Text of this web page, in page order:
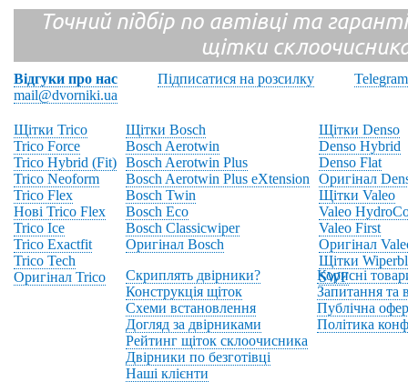
Точний підбір по автівці та
щітки
Відгуки про нас Підписатися на розсилку
Telegram
mail@dvorniki.ua
Щітки Trico
Trico Force
Trico Hybrid (Fit)
Trico Neoform
Trico Flex
Нові Trico Flex
Trico Ice
Trico Exactfit
Trico Tech
Оригінал Trico
Щітки Bosch
Bosch Aerotwin
Bosch Aerotwin Plus
Bosch Aerotwin Plus eXtension
Bosch Twin
Bosch Eco
Bosch Classicwiper
Оригінал Bosch
Щітки Denso
Denso Hybrid
Denso Flat
Оригінал
Щітки Valeo
Valeo
Valeo First
Оригінал
Щітки
SWF
Скриплять двірники?
Конструкція щіток
Схеми встановлення
Догляд за двірниками
Рейтинг щіток склоочисника
Двірники по безготівці
Наші клієнти
Корисні
Запитання та
Публічна
Політика